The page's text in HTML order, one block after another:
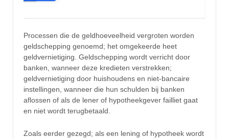
Processen die de geldhoeveelheid vergroten worden
geldschepping genoemd; het omgekeerde heet
geldvernietiging. Geldschepping wordt verricht door
banken, wanneer deze kredieten verstrekken;
geldvernietiging door huishoudens en niet-bancaire
instellingen, wanneer die hun schulden bij banken
aflossen of als de lener of hypotheekgever failliet gaat
en niet wordt terugbetaald.
Zoals eerder gezegd; als een lening of hypotheek wordt